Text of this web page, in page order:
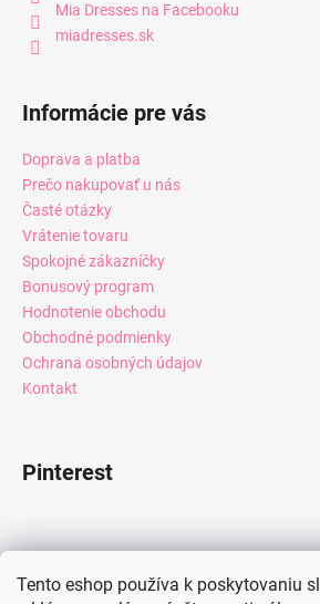
Tento eshop používa k poskytovaniu
Mia Dresses na Facebooku
miadresses.sk
Informácie pre vás
Doprava a platba
Prečo nakupovať u nás
Časté otázky
Vrátenie tovaru
Spokojné zákazníčky
Bonusový program
Hodnotenie obchodu
Obchodné podmienky
Ochrana osobných údajov
Kontakt
Pinterest